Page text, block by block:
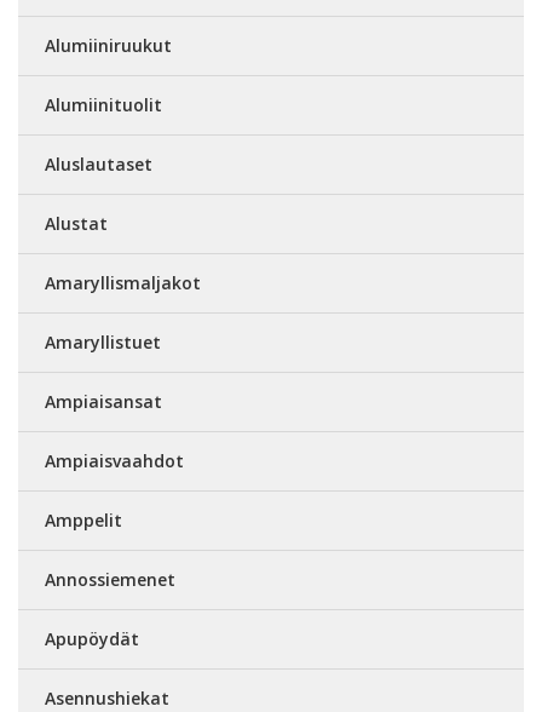
Alumiiniruukut
Alumiinituolit
Aluslautaset
Alustat
Amaryllismaljakot
Amaryllistuet
Ampiaisansat
Ampiaisvaahdot
Amppelit
Annossiemenet
Apupöydät
Asennushiekat